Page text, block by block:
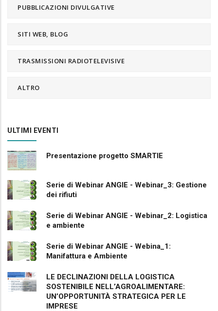
PUBBLICAZIONI DIVULGATIVE
SITI WEB, BLOG
TRASMISSIONI RADIOTELEVISIVE
ALTRO
ULTIMI EVENTI
Presentazione progetto SMARTIE
Serie di Webinar ANGIE - Webinar_3: Gestione
dei rifiuti
Serie di Webinar ANGIE - Webinar_2: Logistica
e ambiente
Serie di Webinar ANGIE - Webina_1:
Manifattura e Ambiente
LE DECLINAZIONI DELLA LOGISTICA
SOSTENIBILE NELL’AGROALIMENTARE:
UN’OPPORTUNITÀ STRATEGICA PER LE
IMPRESE